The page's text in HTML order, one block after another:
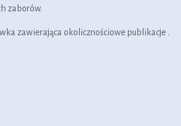
zaborów.
zawierająca okolicznościowe publikacje .